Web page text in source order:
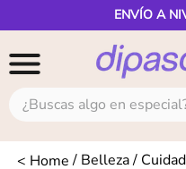
ENVÍO A
¿Buscas algo en especial?
Belleza